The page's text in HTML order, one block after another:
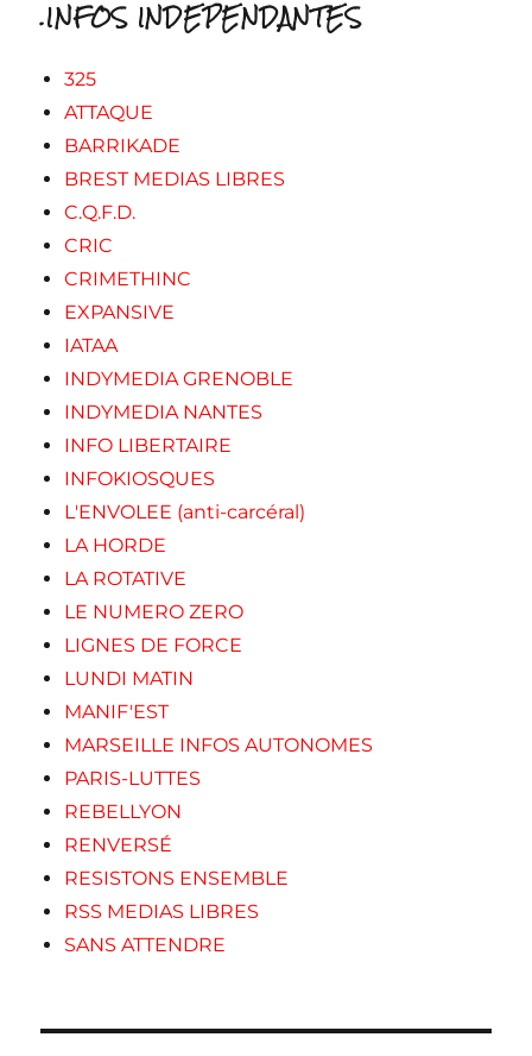
.INFOS INDEPENDANTES
325
ATTAQUE
BARRIKADE
BREST MEDIAS LIBRES
C.Q.F.D.
CRIC
CRIMETHINC
EXPANSIVE
IATAA
INDYMEDIA GRENOBLE
INDYMEDIA NANTES
INFO LIBERTAIRE
INFOKIOSQUES
L'ENVOLEE (anti-carcéral)
LA HORDE
LA ROTATIVE
LE NUMERO ZERO
LIGNES DE FORCE
LUNDI MATIN
MANIF'EST
MARSEILLE INFOS AUTONOMES
PARIS-LUTTES
REBELLYON
RENVERSÉ
RESISTONS ENSEMBLE
RSS MEDIAS LIBRES
SANS ATTENDRE